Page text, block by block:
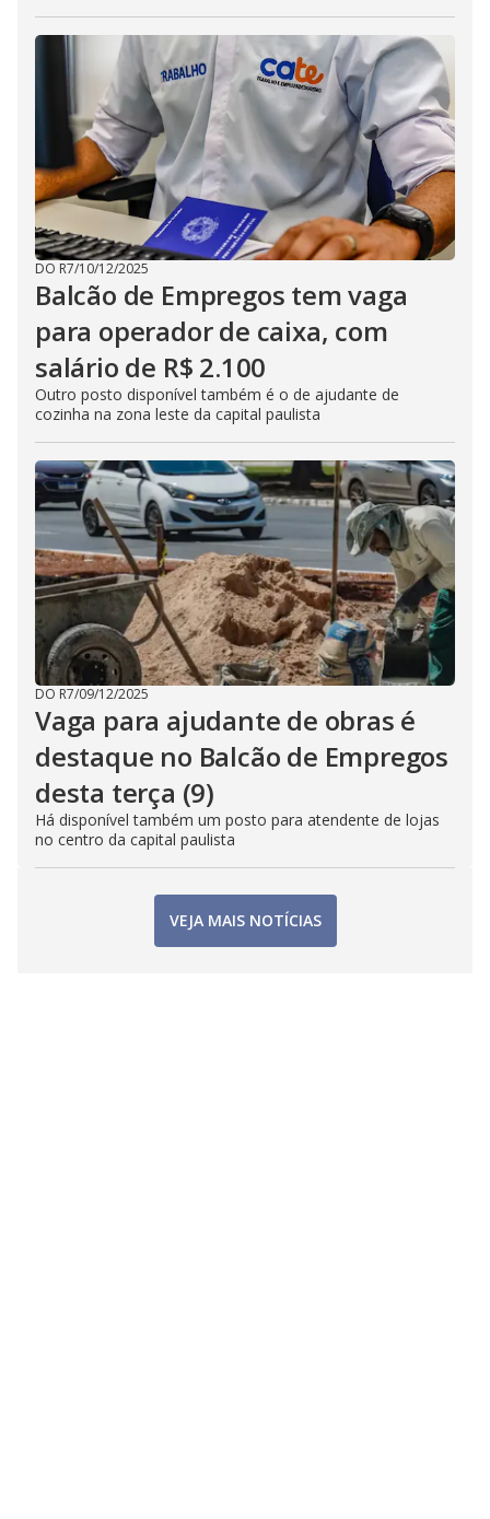
DO R7/10/12/2025
Balcão de Empregos tem vaga
para operador de caixa, com
salário de R$ 2.100
Outro posto disponível também é o de ajudante de
cozinha na zona leste da capital paulista
DO R7/09/12/2025
Vaga para ajudante de obras é
destaque no Balcão de Empregos
desta terça (9)
Há disponível também um posto para atendente de lojas
no centro da capital paulista
VEJA MAIS NOTÍCIAS